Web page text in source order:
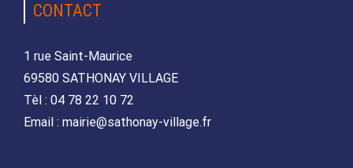
CONTACT
1 rue Saint-Maurice
69580 SATHONAY VILLAGE
Tèl : 04 78 22 10 72
Email : mairie@sathonay-village.fr